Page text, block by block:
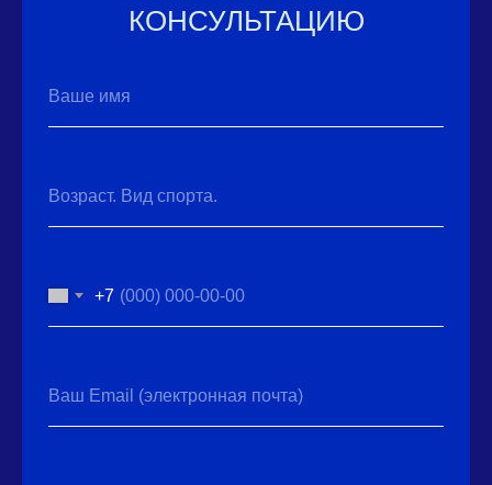
КОНСУЛЬТАЦИЮ
Ваше имя
Возраст. Вид спорта.
+7
Ваш Email (электронная почта)